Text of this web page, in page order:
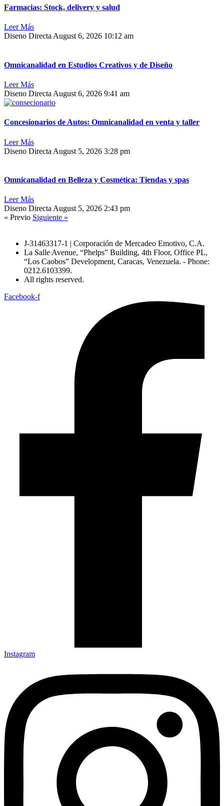
Farmacias: Stock, delivery y salud
Leer Más
Diseno DirectaAugust 6, 2026 10:12 am
Omnicanalidad en Estudios Creativos y de Diseño
Leer Más
Diseno Directa August 6, 2026 9:41 am
Concesionarios de Autos: Omnicanalidad en venta y taller
Leer Más
Diseno Directa August 5, 2026 3:28 pm
Omnicanalidad en Belleza y Cosmética: Tiendas y spas
Leer Más
Diseno Directa August 5, 2026 2:43 pm
« Previo Siguiente »
J-31463317-1 | Corporación de Mercadeo Emotivo, C.A.
La Salle Avenue, “Phelps” Building, 4th Floor, Office PL,
“Los Caobos” Development, Caracas, Venezuela. - Phone:
0212.6103399.
All rights reserved.
Facebook-f
Instagram